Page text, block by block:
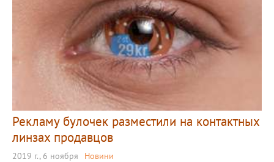
Рекламу булочек разместили на контактных
линзах продавцов
2019 г., 6 ноября Новини